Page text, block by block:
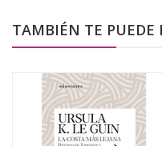
TAMBIÉN TE PUEDE